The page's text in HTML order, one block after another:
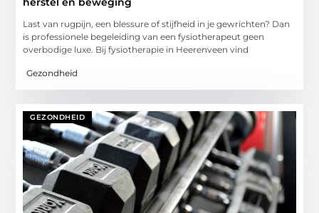
Last van rugpijn, een blessure of stijfheid in je gewrichten? Dan
is professionele begeleiding van een fysiotherapeut geen
overbodige luxe. Bij fysiotherapie in Heerenveen vind
Gezondheid
GEZONDHEID